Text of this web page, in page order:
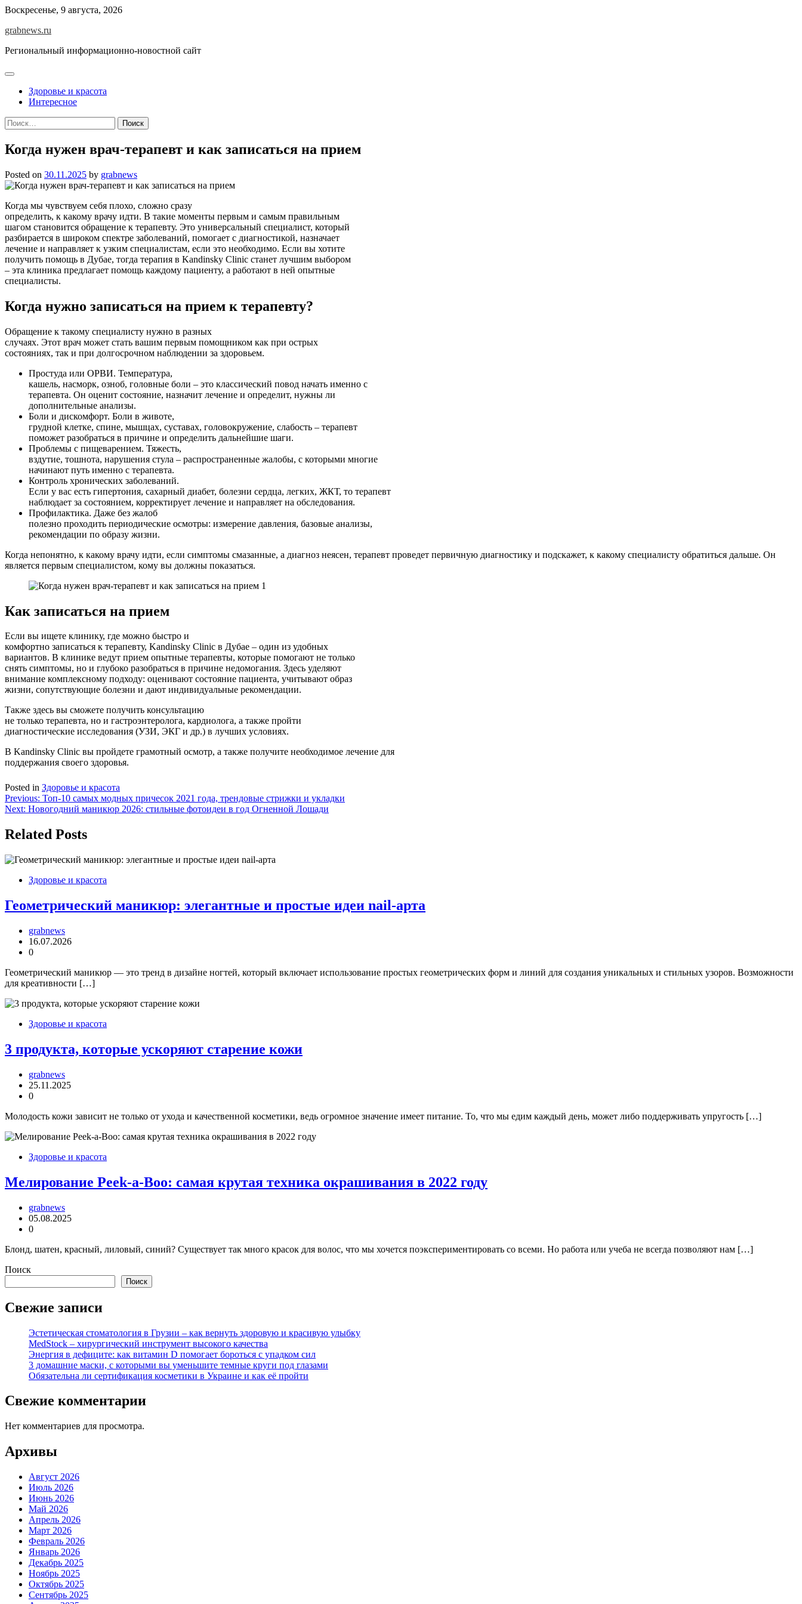
Skip
content
Воскресенье, 9 августа, 2026
grabnews.ru
Региональный информационно-новостной сайт
Здоровье и красота
Интересное
Найти:
Когда нужен врач-терапевт и как записаться на прием
Posted on 30.11.2025 by grabnews
Когда мы чувствуем себя плохо, сложно сразу
определить, к какому врачу идти. В такие моменты первым и самым правильным
шагом становится обращение к терапевту. Это универсальный специалист, который
разбирается в широком спектре заболеваний, помогает с диагностикой, назначает
лечение и направляет к узким специалистам, если это необходимо. Если вы хотите
получить помощь в Дубае, тогда терапия в Kandinsky Clinic станет лучшим выбором
– эта клиника предлагает помощь каждому пациенту, а работают в ней опытные
специалисты.
Когда нужно записаться на прием к терапевту?
Обращение к такому специалисту нужно в разных
случаях. Этот врач может стать вашим первым помощником как при острых
состояниях, так и при долгосрочном наблюдении за здоровьем.
Простуда или ОРВИ. Температура,
кашель, насморк, озноб, головные боли – это классический повод начать именно с
терапевта. Он оценит состояние, назначит лечение и определит, нужны ли
дополнительные анализы.
Боли и дискомфорт. Боли в животе,
грудной клетке, спине, мышцах, суставах, головокружение, слабость – терапевт
поможет разобраться в причине и определить дальнейшие шаги.
Проблемы с пищеварением. Тяжесть,
вздутие, тошнота, нарушения стула – распространенные жалобы, с которыми многие
начинают путь именно с терапевта.
Контроль хронических заболеваний.
Если у вас есть гипертония, сахарный диабет, болезни сердца, легких, ЖКТ, то терапевт
наблюдает за состоянием, корректирует лечение и направляет на обследования.
Профилактика. Даже без жалоб
полезно проходить периодические осмотры: измерение давления, базовые анализы,
рекомендации по образу жизни.
Когда непонятно, к какому врачу идти, если симптомы смазанные, а диагноз неясен, терапевт проведет первичную диагностику и подскажет, к какому специалисту обратиться дальше. Он
является первым специалистом, кому вы должны показаться.
Как записаться на прием
Если вы ищете клинику, где можно быстро и
комфортно записаться к терапевту, Kandinsky Clinic в Дубае – один из удобных
вариантов. В клинике ведут прием опытные терапевты, которые помогают не только
снять симптомы, но и глубоко разобраться в причине недомогания. Здесь уделяют
внимание комплексному подходу: оценивают состояние пациента, учитывают образ
жизни, сопутствующие болезни и дают индивидуальные рекомендации.
Также здесь вы сможете получить консультацию
не только терапевта, но и гастроэнтеролога, кардиолога, а также пройти
диагностические исследования (УЗИ, ЭКГ и др.) в лучших условиях.
В Kandinsky Clinic вы пройдете грамотный осмотр, а также получите необходимое лечение для
поддержания своего здоровья.
Posted in Здоровье и красота
Навигация
по
записям
Previous: Топ-10 самых модных причесок 2021 года, трендовые стрижки и укладки
Next: Новогодний маникюр 2026: стильные фотоидеи в год Огненной Лошади
Related Posts
Здоровье и красота
Геометрический маникюр: элегантные и простые идеи nail-арта
grabnews
16.07.2026
0
Геометрический маникюр — это тренд в дизайне ногтей, который включает использование простых геометрических форм и линий для создания уникальных и стильных узоров. Возможности
для креативности […]
Здоровье и красота
3 продукта, которые ускоряют старение кожи
grabnews
25.11.2025
0
Молодость кожи зависит не только от ухода и качественной косметики, ведь огромное значение имеет питание. То, что мы едим каждый день, может либо поддерживать упругость […]
Здоровье и красота
Мелирование Peek-a-Boo: самая крутая техника окрашивания в 2022 году
grabnews
05.08.2025
0
Блонд, шатен, красный, лиловый, синий? Существует так много красок для волос, что мы хочется поэкспериментировать со всеми. Но работа или учеба не всегда позволяют нам […]
Поиск
Поиск
Свежие записи
Эстетическая стоматология в Грузии – как вернуть здоровую и красивую улыбку
MedStock – хирургический инструмент высокого качества
Энергия в дефиците: как витамин D помогает бороться с упадком сил
3 домашние маски, с которыми вы уменьшите темные круги под глазами
Обязательна ли сертификация косметики в Украине и как её пройти
Свежие комментарии
Нет комментариев для просмотра.
Архивы
Август 2026
Июль 2026
Июнь 2026
Май 2026
Апрель 2026
Март 2026
Февраль 2026
Январь 2026
Декабрь 2025
Ноябрь 2025
Октябрь 2025
Сентябрь 2025